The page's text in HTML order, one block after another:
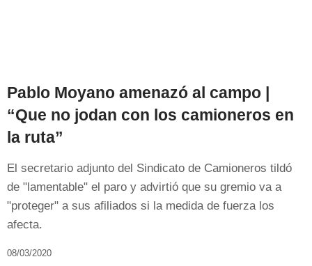
Pablo Moyano amenazó al campo |
“Que no jodan con los camioneros en
la ruta”
El secretario adjunto del Sindicato de Camioneros tildó
de "lamentable" el paro y advirtió que su gremio va a
"proteger" a sus afiliados si la medida de fuerza los
afecta.
08/03/2020